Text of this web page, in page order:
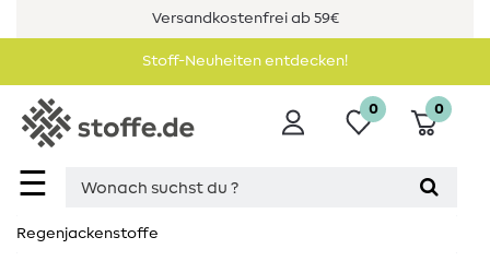
Versandkostenfrei ab 59€
Stoff-Neuheiten entdecken!
☰
0 0
Regenjackenstoffe